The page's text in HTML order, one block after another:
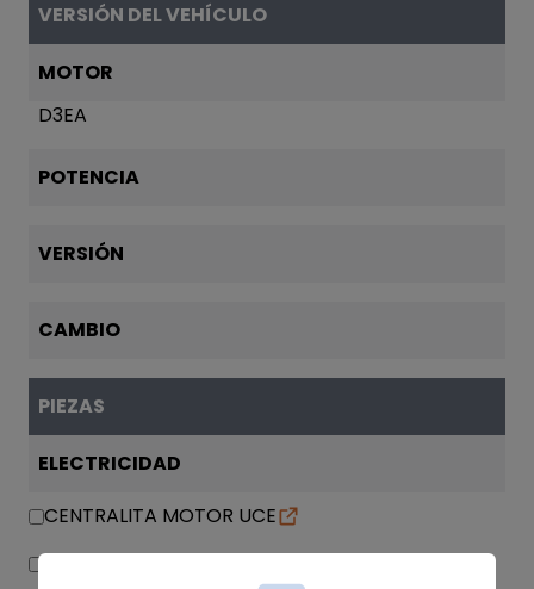
VERSIÓN DEL VEHÍCULO
MOTOR
D3EA
POTENCIA
VERSIÓN
CAMBIO
PIEZAS
ELECTRICIDAD
CENTRALITA MOTOR UCE